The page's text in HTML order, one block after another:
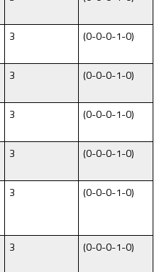
3 (0-0-0-1-0)
3 (0-0-0-1-0)
3 (0-0-0-1-0)
3 (0-0-0-1-0)
3 (0-0-0-1-0)
3 (0-0-0-1-0)